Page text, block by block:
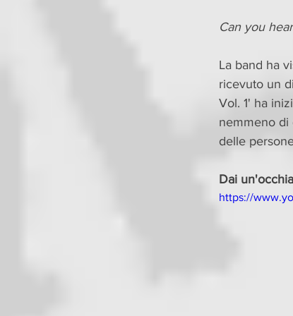
Can you
La band ha
ricevuto un
Vol. 1' ha
nemmeno di
delle
Dai
https://